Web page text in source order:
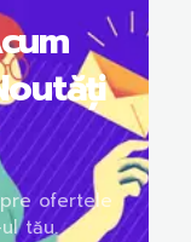
ofertele
tău.